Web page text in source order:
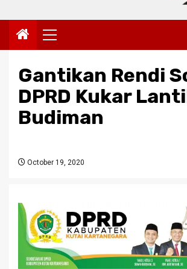
Primary
Menu
Gantikan Rendi
DPRD Kukar
Budiman
October 19, 2020